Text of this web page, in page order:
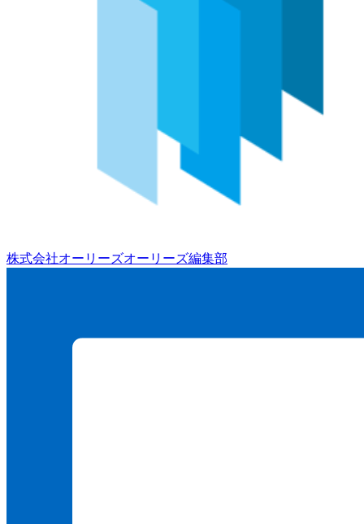
株式会社オーリーズオーリーズ編集部